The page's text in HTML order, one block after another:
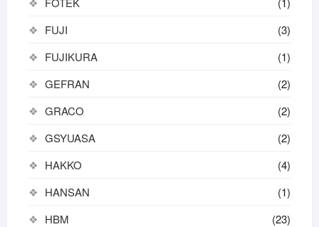
FUJI
(3)
FUJIKURA
(1)
GEFRAN
(2)
GRACO
(2)
GSYUASA
(2)
HAKKO
(4)
HANSAN
(1)
HBM
(23)